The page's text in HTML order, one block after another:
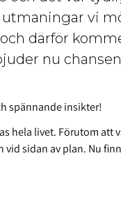
vi
därför
nu
spännande insikter!
livet. Förutom att
sidan av plan. Nu